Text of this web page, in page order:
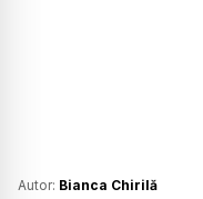
Autor: Bianca Chirilă